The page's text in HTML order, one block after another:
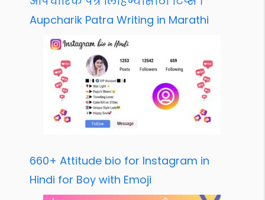
Aupcharik Patra Writing in Marathi
660+ Attitude bio for Instagram in
Hindi for Boy with Emoji